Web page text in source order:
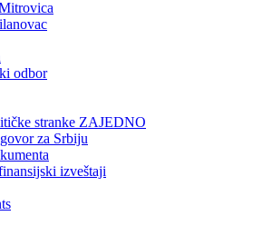
odbor
stranke ZAJEDNO
za Srbiju
izveštaji